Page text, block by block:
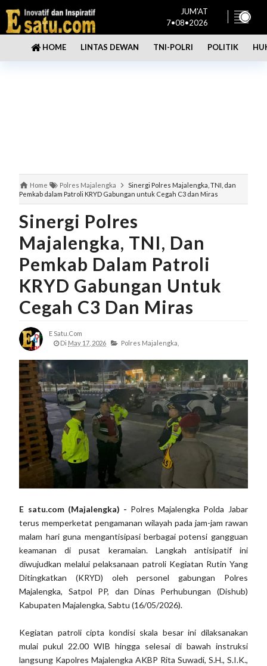
JUM'AT
7•08•2026
HOME LINTAS DEWAN TNI-POLRI POLITIK
Home Polres Majalengka
Sinergi Polres Majalengka, TNI, dan
Pemkab dalam Patroli KRYD Gabungan untuk Cegah C3 dan Miras
Sinergi Polres
Majalengka, TNI, Dan
Pemkab Dalam Patroli
KRYD Gabungan Untuk
Cegah C3 Dan Miras
E Satu.com
Di May 17, 2026 Polres Majalengka,
E satu.com (Majalengka) - Polres Majalengka Polda Jabar
terus memperketat pengamanan wilayah pada jam-jam rawan
malam hari guna mengantisipasi berbagai potensi gangguan
keamanan di pusat keramaian. Langkah antisipatif ini
diwujudkan melalui pelaksanaan patroli Kegiatan Rutin Yang
Ditingkatkan (KRYD) oleh personel gabungan Polres
Majalengka, Satpol PP, dan Dinas Perhubungan (Dishub)
Kabupaten Majalengka, Sabtu (16/05/2026).
Kegiatan patroli cipta kondisi skala besar ini dilaksanakan
mulai pukul 22.00 WIB hingga selesai di bawah instruksi
langsung Kapolres Majalengka AKBP Rita Suwadi, S.H., S.I.K.,